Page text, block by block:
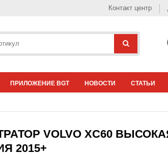
Контакт центр
ПРИЛОЖЕНИЕ BGT НОВОСТИ СТАТЬИ
VOLVO XC60
2015+